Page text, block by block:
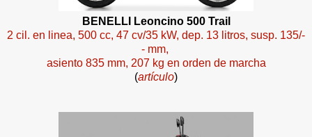
BENELLI Leoncino 500 Trail
2 cil. en linea, 500 cc, 47 cv/35 kW, dep. 13 litros, susp. 135/-
- mm,
asiento 835 mm, 207 kg en orden de marcha
(artículo)